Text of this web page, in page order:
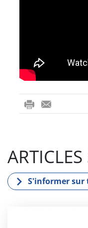
ri
-
S'informer sur